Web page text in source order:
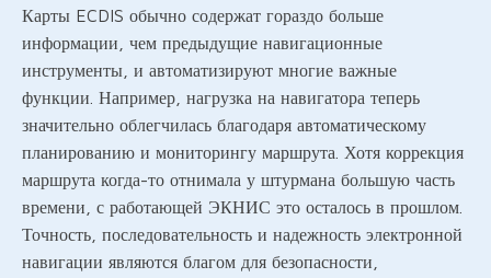
Карты ECDIS обычно содержат гораздо больше
информации, чем предыдущие навигационные
инструменты, и автоматизируют многие важные
функции. Например, нагрузка на навигатора теперь
значительно облегчилась благодаря автоматическому
планированию и мониторингу маршрута. Хотя коррекция
маршрута когда-то отнимала у штурмана большую часть
времени, с работающей ЭКНИС это осталось в прошлом.
Точность, последовательность и надежность электронной
навигации являются благом для безопасности,